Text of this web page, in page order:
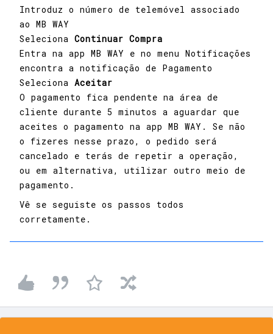
​Introduz o número de telemóvel associado
ao MB WAY
Seleciona Continuar Compra
Entra na app MB WAY e no menu Notificações
encontra a notificação de Pagamento
Seleciona Aceitar
O pagamento fica pendente na área de
cliente durante 5 minutos a aguardar que
aceites o pagamento na app MB WAY. Se não
o fizeres nesse prazo, o pedido será
cancelado e terás de repetir a operação,
ou em alternativa, utilizar outro meio de
pagamento.
Vê se seguiste os passos todos
corretamente.